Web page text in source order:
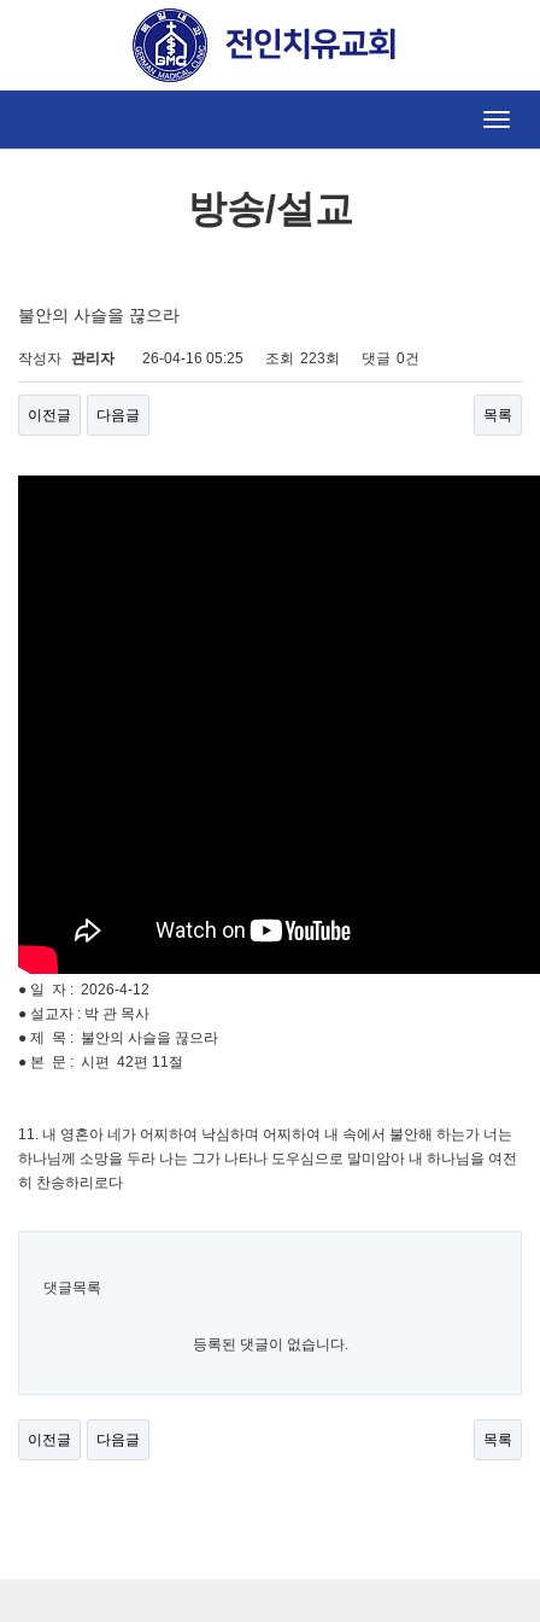
Toggle
방송/설교
불안의 사슬을 끊으라
작성자 관리자 26-04-16 05:25 조회 223회 댓글 0건
이전글 다음글 목록
● 일 자 : 2026-4-12
● 설교자 : 박 관 목사
● 제 목 : 불안의 사슬을 끊으라
● 본 문 : 시편 42편 11절
11. 내 영혼아 네가 어찌하여 낙심하며 어찌하여 내 속에서 불안해 하는가 너는
하나님께 소망을 두라 나는 그가 나타나 도우심으로 말미암아 내 하나님을 여전
히 찬송하리로다
댓글목록
등록된 댓글이 없습니다.
이전글 다음글 목록